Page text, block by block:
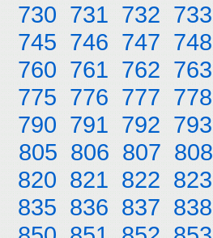
730 731 732 733
745 746 747 748
760 761 762 763
775 776 777 778
790 791 792 793
805 806 807 808
820 821 822 823
835 836 837 838